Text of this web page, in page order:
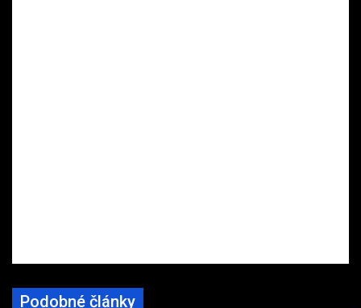
Podobné články